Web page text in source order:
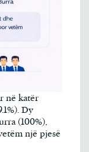
në katër
Dy
(100%),
një pjesë